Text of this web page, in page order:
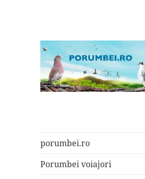
porumbei.ro
Porumbei voiajori